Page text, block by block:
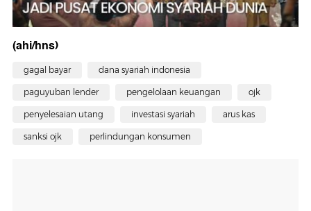
(ahi/hns)
gagal bayar dana syariah indonesia
paguyuban lender pengelolaan keuangan ojk
penyelesaian utang investasi syariah arus kas
sanksi ojk perlindungan konsumen